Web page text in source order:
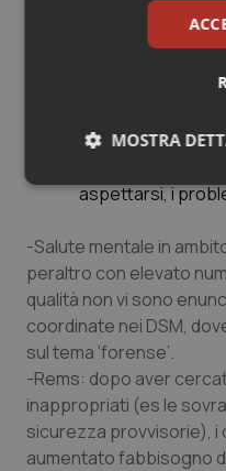
però un modello di
lo IAPT in Gran Bretagna).
necessità c’è ormai
aspettarsi, i
-Salute mentale in
peraltro con elevato
qualità non vi sono
coordinate nei DSM,
sul tema ‘forense’.
-Rems: dopo aver
inappropriati (es le
sicurezza provvisorie), i
aumentato fabbisogno
MOSTRA
Necessari
I cookie necessari
sito web abilitandone
navigazione sulle
protette del sito. Il
funzionare